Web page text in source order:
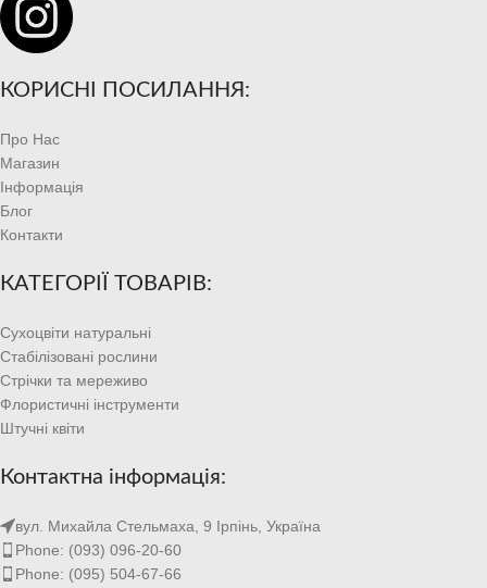
КОРИСНІ ПОСИЛАННЯ:
Про Нас
Магазин
Інформація
Блог
Контакти
КАТЕГОРІЇ ТОВАРІВ:
Сухоцвіти натуральні
Стабілізовані рослини
Стрічки та мереживо
Флористичні інструменти
Штучні квіти
Контактна інформація:
вул. Михайла Стельмаха, 9 Ірпінь, Україна
Phone: (093) 096-20-60
Phone: (095) 504-67-66